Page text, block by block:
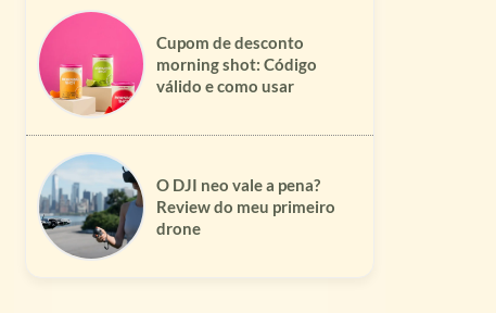
Cupom de desconto
morning shot: Código
válido e como usar
O DJI neo vale a pena?
Review do meu primeiro
drone